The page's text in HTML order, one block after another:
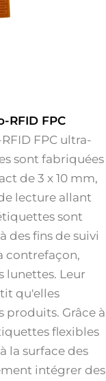
RFID FPC
FPC ultra-
sont fabriquées
de 3 x 10 mm,
lecture allant
sont
des fins de suivi
contrefaçon,
lunettes. Leur
qu'elles
produits. Grâce à
flexibles
la surface des
intégrer des